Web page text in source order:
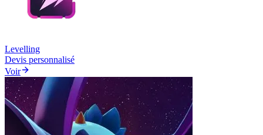
Levelling
Devis personnalisé
Voir